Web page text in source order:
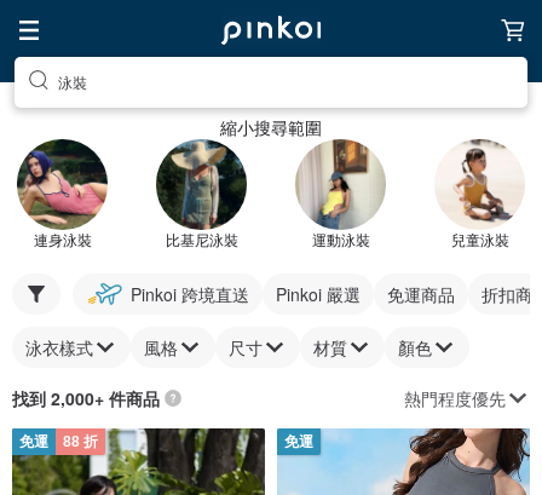
泳裝
縮小搜尋範圍
連身泳裝 比基尼泳裝 運動泳裝 兒童泳裝
Pinkoi 跨境直送 Pinkoi 嚴選 免運商品 折扣商
泳衣樣式 風格 尺寸 材質 顏色
找到 2,000+ 件商品 熱門程度優先
免運 88 折 免運